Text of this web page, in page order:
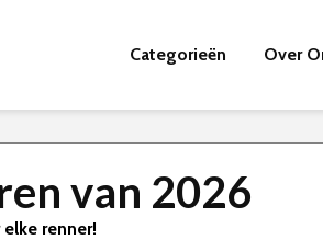
Categorieën Over
van 2026
renner!